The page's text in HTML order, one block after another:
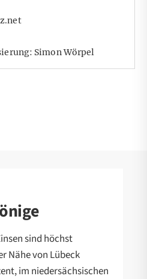
Simon Wörpel
sind höchst
Nähe von Lübeck
im niedersächsischen